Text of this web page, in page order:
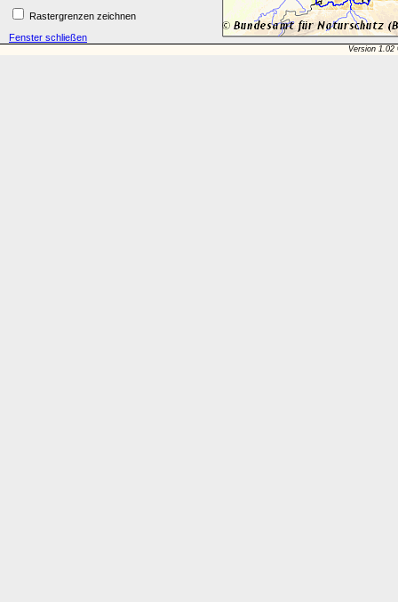
Rastergrenzen zeichnen
Fenster schließen
Version